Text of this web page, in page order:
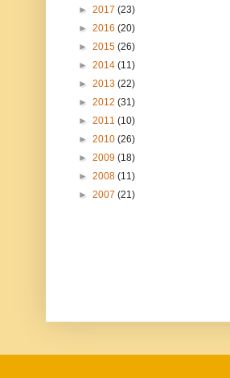
► 2017 (23)
► 2016 (20)
► 2015 (26)
► 2014 (11)
► 2013 (22)
► 2012 (31)
► 2011 (10)
► 2010 (26)
► 2009 (18)
► 2008 (11)
► 2007 (21)